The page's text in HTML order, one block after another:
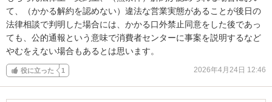
て、（かかる解約を認めない）違法な営業実態があることが後日の
法律相談で判明した場合には、かかる口外禁止同意をした後であっ
ても、公的通報という意味で消費者センターに事案を説明するなど
やむをえない場合もあるとは思います。
役に立った 1 2026年4月24日 12:46